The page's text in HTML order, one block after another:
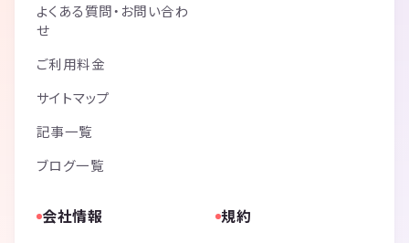
よくある質問・お問い合わ
せ
ご利用料金
サイトマップ
記事一覧
ブログ一覧
会社情報 規約